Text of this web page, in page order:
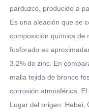
parduzco, producido a
Es una aleación que se
composición química de
fosforado es
3.2% de zinc. En
malla tejida de bronce
corrosión atmosférica.
Lugar del origen: Hebei,